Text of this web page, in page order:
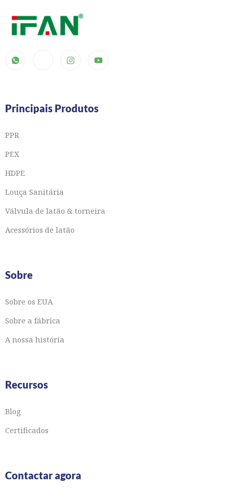
Principais Produtos
PPR
PEX
HDPE
Louça Sanitária
Válvula de latão & torneira
Acessórios de latão
Sobre
Sobre os EUA
Sobre a fábrica
A nossa história
Recursos
Blog
Certificados
Contactar agora